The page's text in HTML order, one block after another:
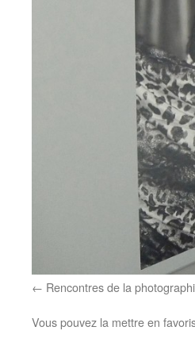
Rencontres de la
Vous pouvez la mettre en